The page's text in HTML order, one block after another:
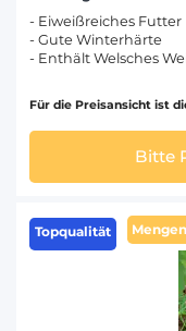
- Eiweißreiches Futter
- Gute Winterhärte
- Enthält Welsches
Für die Preisansicht ist
Bitte
Topqualität